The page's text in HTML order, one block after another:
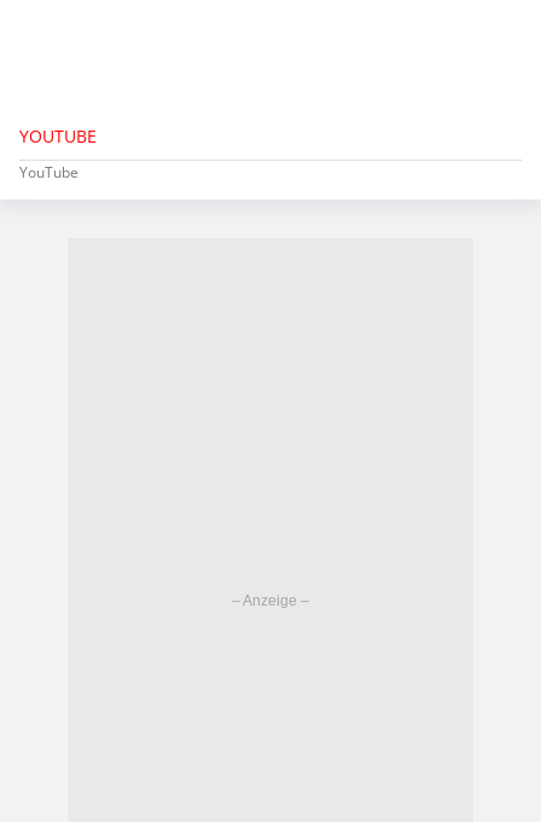
YOUTUBE
YouTube